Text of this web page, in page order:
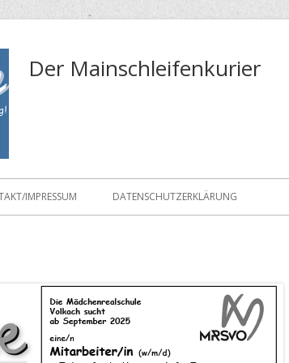
Der Mainschleifenkurier
IMPRESSUM DATENSCHUTZERKLÄRUNG